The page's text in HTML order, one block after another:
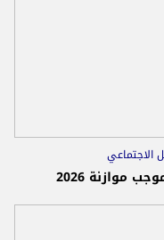
الاجتماعي
موازنة 2026